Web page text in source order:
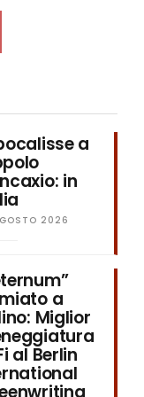
a
in
2026
a
Miglior
al Berlin